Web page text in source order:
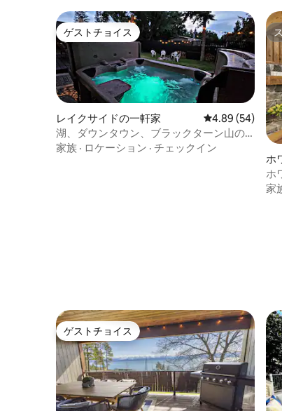
ゲストチョイス
ゲストチョイス
レイクサイドの一軒家 レビュー54件
4.89 (54)
湖、ダウンタウン、ブラックターン山の
近くにあるジャグジー付きの宿泊先
家族 · ロケーション · チェックイン
ホ
h
ホ
風
家
ゲストチョイス
ゲストチョイス